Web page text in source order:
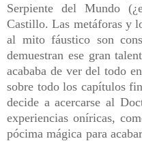
Serpiente del Mundo
Castillo. Las metáforas y
al mito fáustico son
demuestran ese gran
acababa de ver del todo en
sobre todo los capítulos
decide a acercarse al
experiencias oníricas,
pócima mágica para